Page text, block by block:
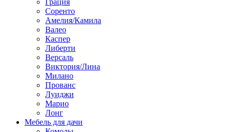
Грация
Соренто
Амелия/Камила
Валео
Каспер
Либерти
Версаль
Виктория/Лина
Милано
Прованс
Луиджи
Марио
Лонг
Мебель для дачи